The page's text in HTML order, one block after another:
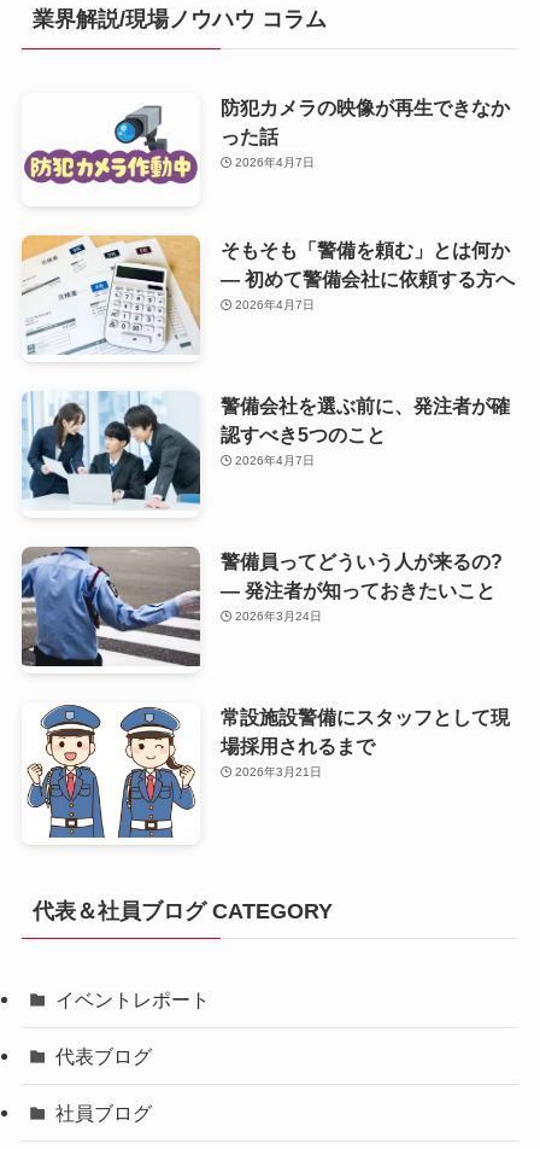
業界解説/現場ノウハウ コラム
防犯カメラの映像が再生できなか
った話
2026年4月7日
そもそも「警備を頼む」とは何か
— 初めて警備会社に依頼する方へ
2026年4月7日
警備会社を選ぶ前に、発注者が確
認すべき5つのこと
2026年4月7日
警備員ってどういう人が来るの?
— 発注者が知っておきたいこと
2026年3月24日
常設施設警備にスタッフとして現
場採用されるまで
2026年3月21日
代表＆社員ブログ CATEGORY
イベントレポート
代表ブログ
社員ブログ